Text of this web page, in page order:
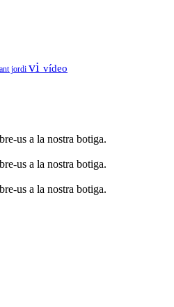
jordi vi vídeo
us a la nostra botiga.
us a la nostra botiga.
us a la nostra botiga.